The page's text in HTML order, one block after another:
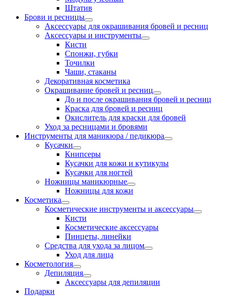
Штатив
Брови и ресницы
Аксессуары для окрашивания бровей и ресниц
Аксессуары и инструменты
Кисти
Спонжи, губки
Точилки
Чаши, стаканы
Декоративная косметика
Окрашивание бровей и ресниц
До и после окрашивания бровей и ресниц
Краска для бровей и ресниц
Окислитель для краски для бровей
Уход за ресницами и бровями
Инструменты для маникюра / педикюра
Кусачки
Книпсеры
Кусачки для кожи и кутикулы
Кусачки для ногтей
Ножницы маникюрные
Ножницы для кожи
Косметика
Косметические инструменты и аксессуары
Кисти
Косметические аксессуары
Пинцеты, линейки
Средства для ухода за лицом
Уход для лица
Косметология
Депиляция
Аксессуары для депиляции
Подарки